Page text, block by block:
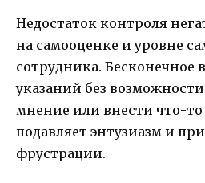
Недостаток контроля
на самооценке и уровне
сотрудника.
указаний без возможности
мнение или внести что-то
подавляет энтузиазм и
фрустрации.